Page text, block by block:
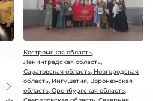
Костромская область,
Ленинградская область,
Саратовская область, Новгородская
область, Ингушетия, Воронежская
область, Оренбургская область,